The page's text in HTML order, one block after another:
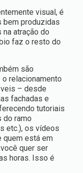
visual, é
bem produzidas
atração do
faz o resto do
são
relacionamento
– desde
fachadas e
tutoriais
do ramo
etc.), os vídeos
quem está em
quer ser
horas. Isso é